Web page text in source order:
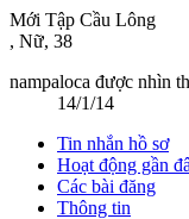
Mới Tập Cầu Lông
, Nữ, 38
nampaloca được nhìn
14/1/14
Tin nhắn hồ sơ
Hoạt động gần
Các bài đăng
Thông tin